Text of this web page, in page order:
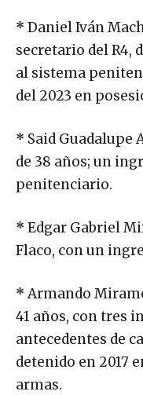
* Daniel Iván
secretario del R4,
al sistema
del 2023 en
* Said Guadalupe
de 38 años; un
penitenciario.
* Edgar Gabriel
Flaco, con un
*Armando
41 años, con tres
antecedentes de
detenido en 2017
armas.